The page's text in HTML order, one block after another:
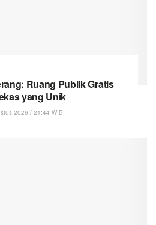
Ruang Publik Gratis
yang Unik
2026 / 21:44 WIB